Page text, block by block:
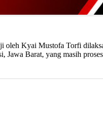
oleh Kyai Mustofa Torfi
Jawa Barat, yang masih